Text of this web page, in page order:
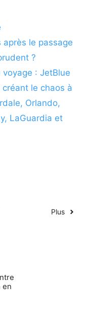
le passage
?
: JetBlue
le chaos à
Orlando,
LaGuardia et
Plus
en